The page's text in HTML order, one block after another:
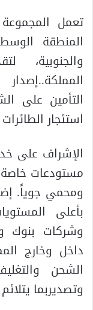
تعمل
المنطقة
والجنوبية،
التأمين على
استئجار
الإشراف على
مستودعات
ومحمي جوياً.
بأعلى
وشركات بنوك
داخل وخارج
الشحن
وتصديربما